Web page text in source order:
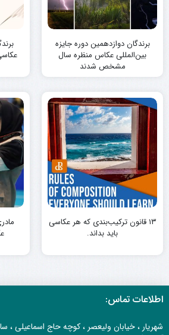
برندگان دوازدهمین دوره جایزه
بین‌المللی عکاس منظره سال
مشخص شدند
۱۳ قانون ترکیب‌بندی که هر عکاسی
باید بداند.
اطلاعات تماس:
شهریار ، خیابان ولیعصر ، کوچه حاج اسماعیلی